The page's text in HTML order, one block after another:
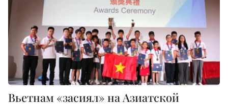
Вьетнам «заcиял» на Азиатской